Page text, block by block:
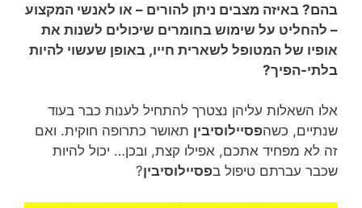
בהם? באיזה מצבים ניתן להורים – או לאנשי המקצוע
– להחליט על שימוש בחומרים שיכולים לשנות את
אופיו של המטופל לשארית חייו, באופן שעשוי להיות
בלתי-הפיך?
אלו השאלות עליהן נצטרך להתחיל לענות כבר בעוד
שנתיים, כשהפסיילוסיבין תאושר כתרופה חוקית. ואם
זה לא מפחיד אתכם, אפילו קצת, ובכן… יכול להיות
שכבר עברתם טיפול בפסיילוסיבין?